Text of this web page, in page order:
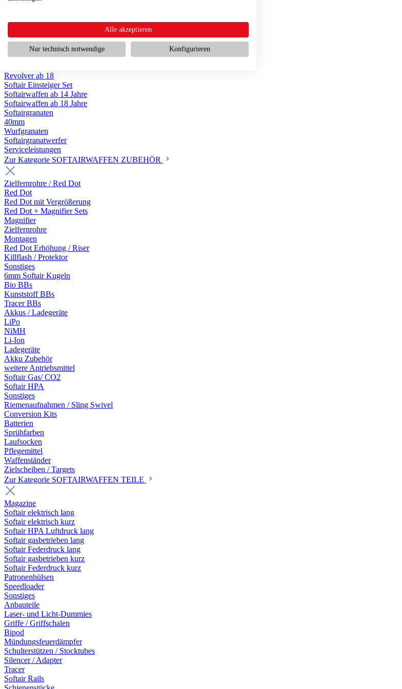
Scharfschützengewehr ab 18
Softair Pistolen
Softair Pistolen elektrisch ab 14
Softair Pistolen Federdruck ab 14
Softair Pistolen HPA Luftdruck ab 18
Revolver ab 18
Softair Einsteiger Set
Softairwaffen ab 14 Jahre
Softairwaffen ab 18 Jahre
Softairgranaten
40mm
Wurfgranaten
Softairgranatwerfer
Serviceleistungen
Zur Kategorie SOFTAIRWAFFEN ZUBEHÖR
Zielfernrohre / Red Dot
Red Dot
Red Dot mit Vergrößerung
Red Dot + Magnifier Sets
Magnifier
Zielfernrohre
Montagen
Red Dot Erhöhung / Riser
Killflash / Protektor
Sonstiges
6mm Softair Kugeln
Bio BBs
Kunststoff BBs
Tracer BBs
Akkus / Ladegeräte
LiPo
NiMH
Li-Ion
Ladegeräte
Akku Zubehör
weitere Antriebsmittel
Softair Gas/ CO2
Softair HPA
Sonstiges
Riemenaufnahmen / Sling Swivel
Conversion Kits
Batterien
Sprühfarben
Laufsocken
Pflegemittel
Waffenständer
Zielscheiben / Targets
Zur Kategorie SOFTAIRWAFFEN TEILE
Magazine
Softair elektrisch lang
Softair elektrisch kurz
Softair HPA Luftdruck lang
Softair gasbetrieben lang
Softair Federdruck lang
Softair gasbetrieben kurz
Softair Federdruck kurz
Patronenhülsen
Speedloader
Sonstiges
Anbauteile
Laser- und Licht-Dummies
Griffe / Griffschalen
Bipod
Mündungsfeuerdämpfer
Schulterstützen / Stocktubes
Silencer / Adapter
Tracer
Softair Rails
Alle akzeptieren
Nur technisch notwendige Konfigurieren